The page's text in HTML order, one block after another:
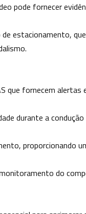
pode fornecer
estacionamento,
que fornecem alertas
durante a
proporcionando
do